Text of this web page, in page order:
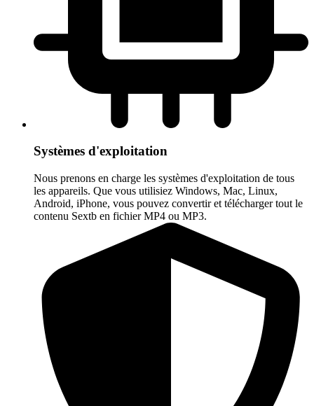
Systèmes d'exploitation
Nous prenons en charge les systèmes d'exploitation de tous
les appareils. Que vous utilisiez Windows, Mac, Linux,
Android, iPhone, vous pouvez convertir et télécharger tout le
contenu Sextb en fichier MP4 ou MP3.